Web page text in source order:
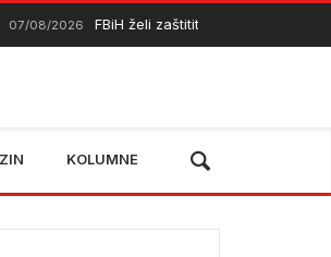
08/2026 FBiH želi zaštititi dodatnih 50.000
KOLUMNE